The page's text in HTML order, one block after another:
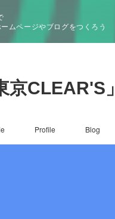
ムページやブログをつくろう
京CLEAR'S
Profile Blog